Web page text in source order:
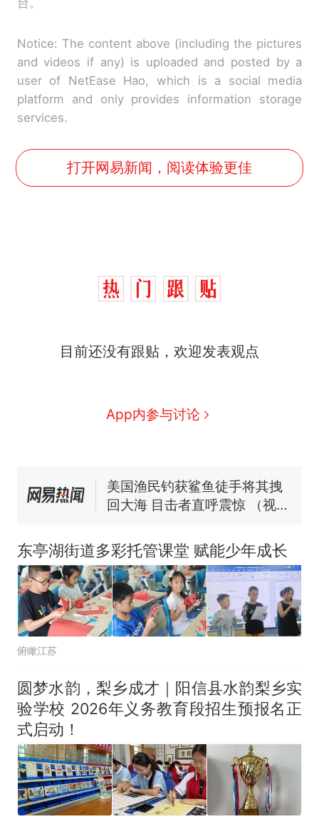
Notice: The content above (including the pictures
and videos if any) is uploaded and posted by a
user of NetEase Hao, which is a social media
platform and only provides information storage
services.
打开网易新闻，阅读体验更佳
目前还没有跟贴，欢迎发表观点
App内参与讨论
因老师一句“跟我回家”改写了
费大厨“全国小炒肉大王”称
号，仅凭视频评出？中国烹饪
140多朵
美国渔民钓获鲨鱼徒手将其拽
回大海 目击者直呼震惊 （视频
官方通报
热 那个在床头放菜刀的女孩，
因老师一句“跟我回家”改写了
人生
东亭湖街道多彩托管课堂 赋能少年成长
俯瞰江苏
圆梦水韵，梨乡成才｜阳信县水韵梨乡实
验学校 2026年义务教育段招生预报名正
式启动！